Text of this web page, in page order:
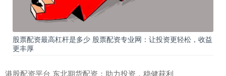
股票配资最高杠杆是多少 股票配资专业网：让投资更轻松，收益
更丰厚
港股配资平台 东北期货配资：助力投资，稳健获利